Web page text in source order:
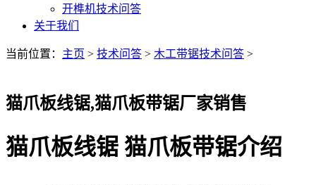
开榫机技术问答
关于我们
当前位置： 主页 > 技术问答 > 木工带锯技术问答 >
猫爪板线锯,猫爪板带锯厂家销售
猫爪板线锯 猫爪板带锯介绍